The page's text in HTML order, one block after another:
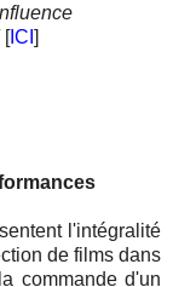
[ICI ]
l'intégralité
de films dans
commande d'un